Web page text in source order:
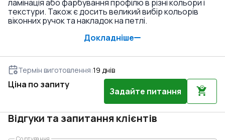
ламінація або фарбування профілю в різні кольори і
текстури. Також є досить великий вибір кольорів
віконних ручок та накладок на петлі.
Докладніше
Термін виготовлення:19 днів
Ціна по запиту
Задайте питання
Відгуки та запитання клієнтів